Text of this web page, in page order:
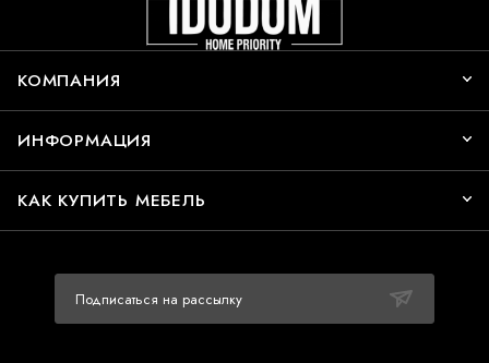
КОМПАНИЯ
ИНФОРМАЦИЯ
КАК КУПИТЬ МЕБЕЛЬ
Подписаться на рассылку